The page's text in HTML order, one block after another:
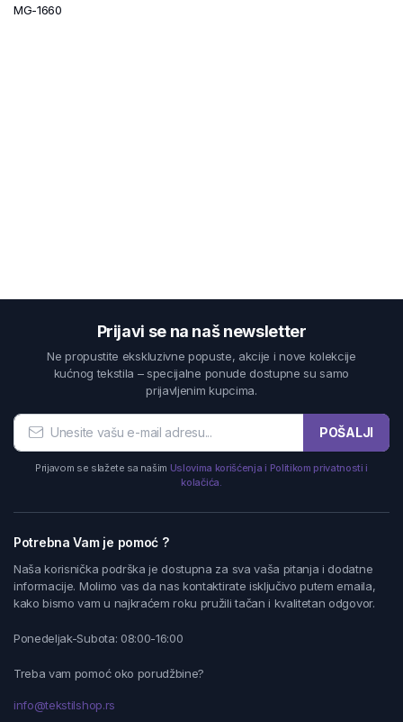
MG-1660
Prijavi se na naš newsletter
Ne propustite ekskluzivne popuste, akcije i nove kolekcije
kućnog tekstila – specijalne ponude dostupne su samo
prijavljenim kupcima.
POŠALJI
Prijavom se slažete sa našim Uslovima korišćenja i Politikom privatnosti i
kolačića.
Potrebna Vam je pomoć ?
Naša korisnička podrška je dostupna za sva vaša pitanja i dodatne
informacije. Molimo vas da nas kontaktirate isključivo putem emaila,
kako bismo vam u najkraćem roku pružili tačan i kvalitetan odgovor.
Ponedeljak-Subota: 08:00-16:00
Treba vam pomoć oko porudžbine?
info@tekstilshop.rs